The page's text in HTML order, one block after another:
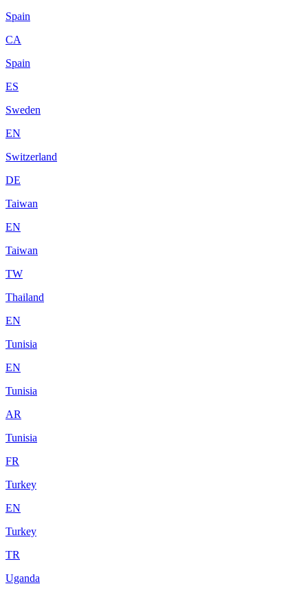
Spain
CA
Spain
ES
Sweden
EN
Switzerland
DE
Taiwan
EN
Taiwan
TW
Thailand
EN
Tunisia
EN
Tunisia
AR
Tunisia
FR
Turkey
EN
Turkey
TR
Uganda